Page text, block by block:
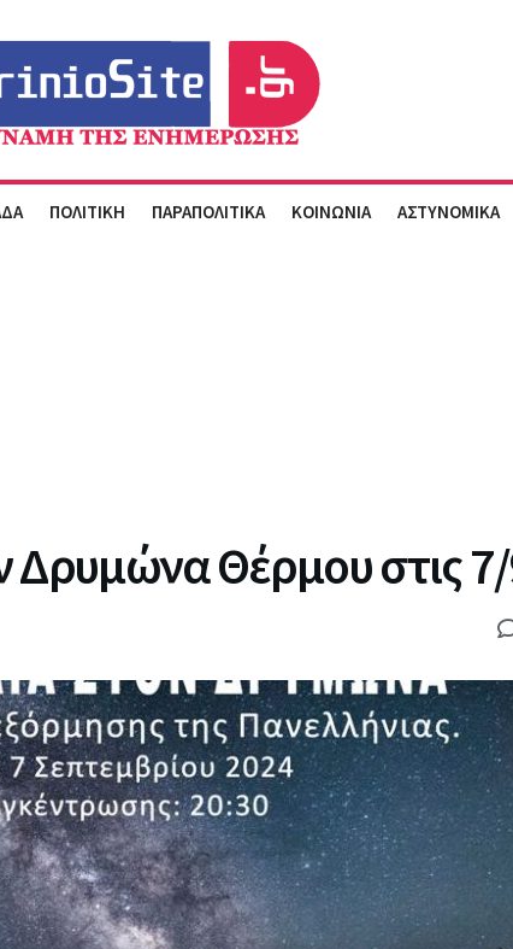
ΠΟΛΙΤΙΚΗ ΠΑΡΑΠΟΛΙΤΙΚΑ ΚΟΙΝΩΝΙΑ ΑΣΤΥΝΟΜΙΚΑ
Δρυμώνα Θέρμου στις